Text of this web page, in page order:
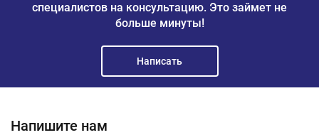
специалистов на консультацию. Это займет не
больше минуты!
Написать
Напишите нам